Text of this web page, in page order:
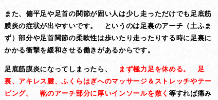
また、偏平足や足首の関節が固い人は少し走っただけでも足底筋
膜炎の症状が出やすいです。 というのは足裏のアーチ（土ふま
ず）部分や足首関節の柔軟性は歩いたり走ったりする時に足裏に
かかる衝撃を緩和させる働きがあるからです。
足底筋膜炎になってしまったら、
まず極力足を休める。 足
裏、アキレス腱、ふくらはぎへのマッサージ＆ストレッチやテー
ピング。 靴のアーチ部分に厚いインソールを敷く 等すれば痛み